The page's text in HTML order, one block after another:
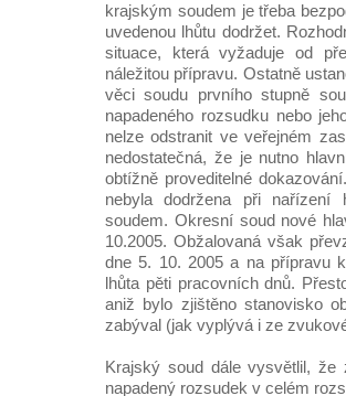
krajským soudem je třeba
uvedenou lhůtu dodržet.
situace, která vyžaduje od
náležitou přípravu. Ostatně
věci soudu prvního stupně
napadeného rozsudku nebo
nelze odstranit ve veřejném
nedostatečná, že je nutno
obtížně proveditelné
nebyla dodržena při
soudem. Okresní soud nové
10.2005. Obžalovaná však
dne 5. 10. 2005 a na přípravu
lhůta pěti pracovních dnů.
aniž bylo zjištěno stanovisko
zabýval (jak vyplývá i ze
Krajský soud dále vysvětlil, že
napadený rozsudek v celém